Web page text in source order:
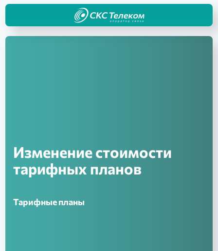
Изменение стоимости
тарифных планов
Тарифные планы